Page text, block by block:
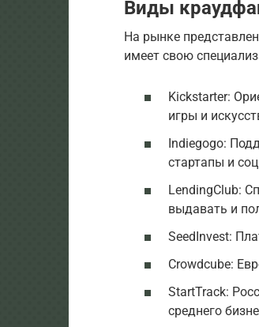
Виды
На рынке
имеет свою
Kickstarter:
игры и
Indiegogo:
стартапы и
LendingClub:
выдавать и
SeedInvest:
Crowdcube:
StartTrack:
среднего